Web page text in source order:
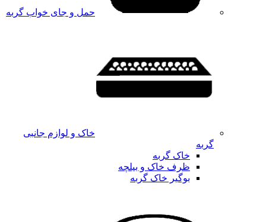
حمل و جای خواب گربه
خاک و لوازم جانبی
گربه
خاک گربه
ظرف خاک و بیلچه
بوگیر خاک گربه